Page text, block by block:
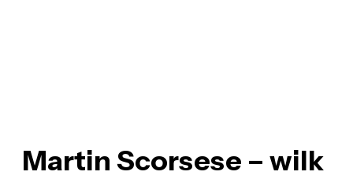
Martin Scorsese – wilk